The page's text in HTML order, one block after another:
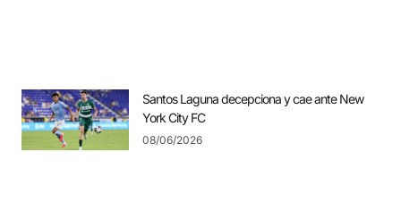
Santos Laguna decepciona y cae ante New
York City FC
08/06/2026